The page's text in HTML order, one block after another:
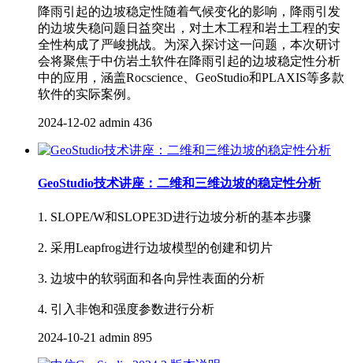
降雨引起的边坡稳定性随着气候变化的影响，降雨引发
的边坡失稳问题日益突出，对土木工程和岩土工程的安
全性构成了严峻挑战。为深入探讨这一问题，本次研讨
会将聚焦于中仿岩土软件在降雨引起的边坡稳定性分析
中的应用，涵盖Rocscience、GeoStudio和PLAXIS等多款
软件的实际案例。
2024-12-02 admin 436
GeoStudio技术讲座：二维和三维边坡的稳定性分析
1. SLOPE/W和SLOPE3D进行边坡分析的基本步骤
2. 采用Leapfrog进行边坡模型的创建和切片
3. 边坡中的软弱面和各向异性表面的分析
4. 引入非饱和强度参数进行分析
2024-10-21 admin 895